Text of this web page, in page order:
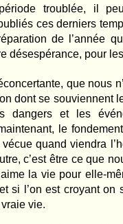
troublée, il
ces derniers
de l’année
désespérance, pour
que nous
dont se souviennent
dangers et les
le
quand viendra
c’est être ce que
la vie pour elle-
si l’on est croyant
vie.